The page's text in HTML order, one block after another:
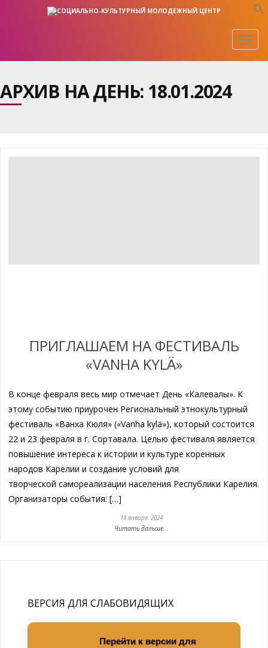
АРХИВ НА ДЕНЬ: 18.01.2024
ПРИГЛАШАЕМ НА ФЕСТИВАЛЬ
«VANHA KYLÄ»
В конце февраля весь мир отмечает День «Калевалы». К
этому событию приурочен Региональный этнокультурный
фестиваль «Ванха Кюля» («Vanha kylä»), который состоится
22 и 23 февраля в г. Сортавала. Целью фестиваля является
повышение интереса к истории и культуре коренных
народов Карелии и создание условий для
творческой самореализации населения Республики Карелия.
Организаторы события: […]
18 января, 2024
Читать дальше...
ВЕРСИЯ ДЛЯ СЛАБОВИДЯЩИХ
Перейти к версии для